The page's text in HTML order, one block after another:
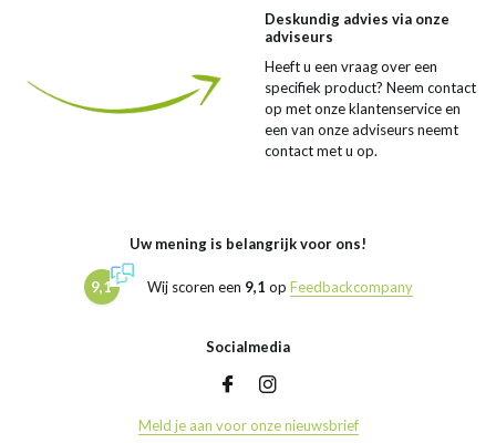
Deskundig advies via onze
adviseurs
Heeft u een vraag over een
specifiek product? Neem contact
op met onze klantenservice en
een van onze adviseurs neemt
contact met u op.
Uw mening is belangrijk voor ons!
9,1 Wij scoren een 9,1 op Feedbackcompany
Socialmedia
Meld je aan voor onze nieuwsbrief